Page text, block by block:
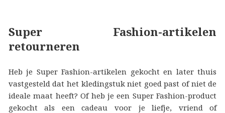
Super Fashion-artikelen
retourneren
Heb je Super Fashion-artikelen gekocht en later thuis
vastgesteld dat het kledingstuk niet goed past of niet de
ideale maat heeft? Of heb je een Super Fashion-product
gekocht als een cadeau voor je liefje, vriend of